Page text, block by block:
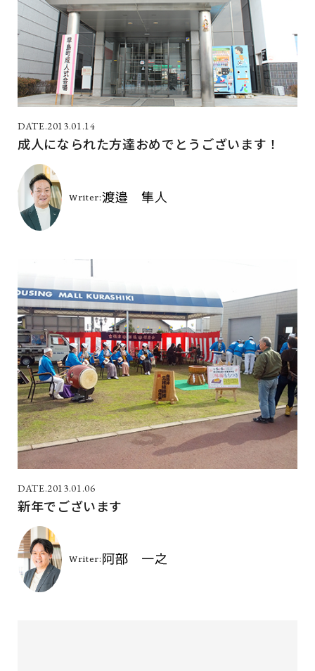
2013.01.14
成人になられた方達おめでとうございます！
2013.01.06
新年でございます